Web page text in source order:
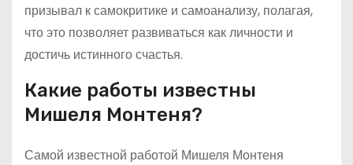
призывал к самокритике и самоанализу, полагая,
что это позволяет развиваться как личности и
достичь истинного счастья.
Какие работы известны
Мишеля Монтеня?
Самой известной работой Мишеля Монтеня